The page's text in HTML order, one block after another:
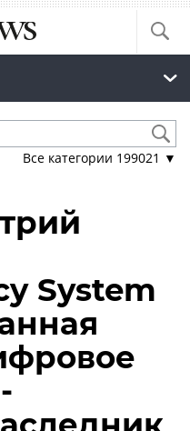
Все категории 199021 ▼
System